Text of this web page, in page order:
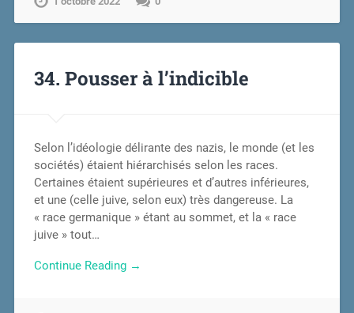
34. Pousser à l’indicible
Selon l’idéologie délirante des nazis, le monde (et les
sociétés) étaient hiérarchisés selon les races.
Certaines étaient supérieures et d’autres inférieures,
et une (celle juive, selon eux) très dangereuse. La
« race germanique » étant au sommet, et la « race
juive » tout…
Continue Reading →